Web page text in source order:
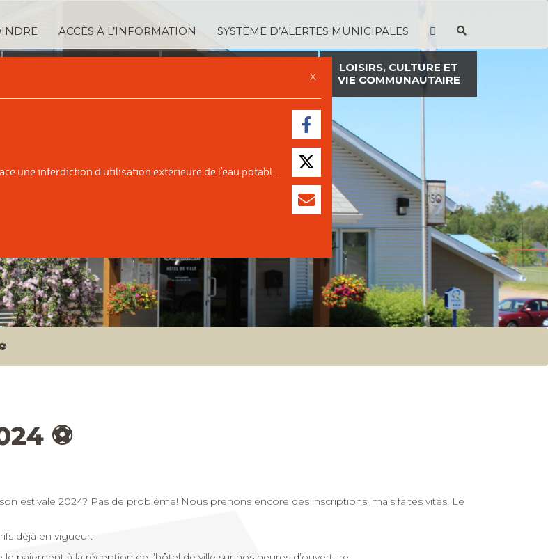
ACCÈS À L’INFORMATION SYSTÈME D’ALERTES MUNICIPALES
LOISIRS, CULTURE ET
VIE COMMUNAUTAIRE
X
une interdiction d'utilisation extérieure de l'eau potabl...
⚽
estivale 2024? Pas de problème! Nous prenons encore des inscriptions, mais faites vites! Le
déjà en vigueur.